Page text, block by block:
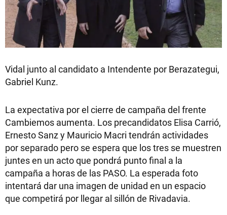
Vidal junto al candidato a Intendente por Berazategui,
Gabriel Kunz.
La expectativa por el cierre de campaña del frente
Cambiemos aumenta. Los precandidatos Elisa Carrió,
Ernesto Sanz y Mauricio Macri tendrán actividades
por separado pero se espera que los tres se muestren
juntes en un acto que pondrá punto final a la
campaña a horas de las PASO. La esperada foto
intentará dar una imagen de unidad en un espacio
que competirá por llegar al sillón de Rivadavia.